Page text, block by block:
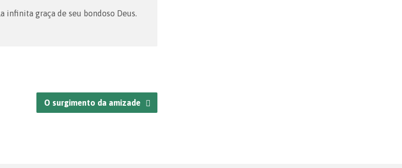
infinita graça de seu bondoso Deus.
O surgimento da amizade